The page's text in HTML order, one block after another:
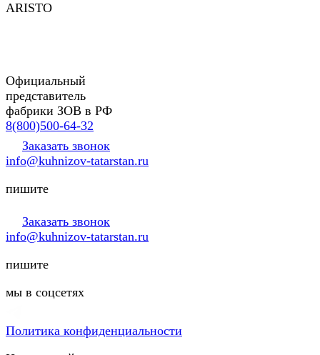
ARISTO
Официальный
представитель
фабрики ЗОВ в РФ
8(800)500-64-32
Заказать звонок
info@kuhnizov-tatarstan.ru
пишите
Заказать звонок
info@kuhnizov-tatarstan.ru
пишите
мы в соцсетях
Политика конфиденциальности